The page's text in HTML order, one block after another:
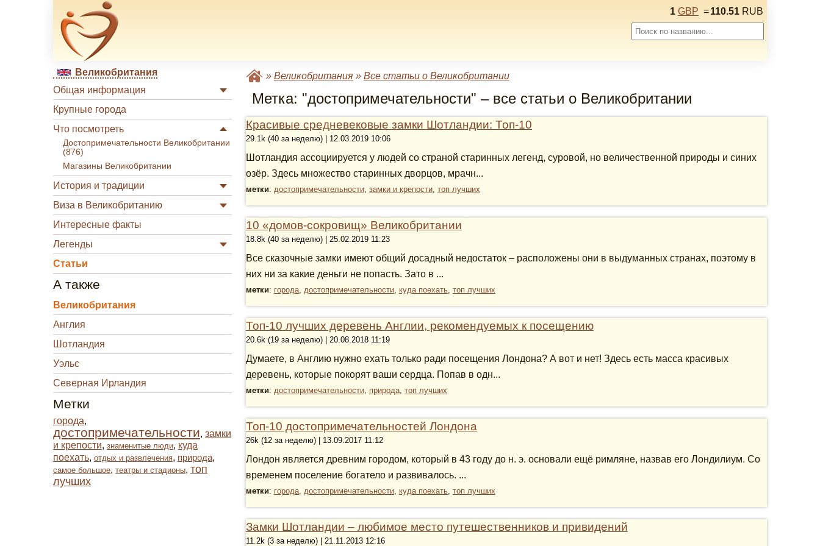
1 GBP =110.51 RUB
Великобритания
Общая информация
Крупные города
Что посмотреть
Достопримечательности Великобритании
(876)
Магазины Великобритании
История и традиции
Виза в Великобританию
Интересные факты
Легенды
Статьи
А также
Великобритания
Англия
Шотландия
Уэльс
Северная Ирландия
Метки
города,
достопримечательности, замки
и крепости, знаменитые люди, куда
поехать, отдых и развлечения, природа,
самое большое, театры и стадионы, топ
лучших
» Великобритания» Все статьи о Великобритании
Метка: "достопримечательности" – все статьи о Великобритании
Красивые средневековые замки Шотландии: Топ-10
29.1k (40 за неделю) | 12.03.2019 10:06
Шотландия ассоциируется у людей со страной старинных легенд, суровой, но величественной природы и синих
озёр. Здесь множество старинных дворцов, мрачн...
метки: достопримечательности, замки и крепости, топ лучших
10 «домов-сокровищ» Великобритании
18.8k (40 за неделю) | 25.02.2019 11:23
Все сказочные замки имеют общий досадный недостаток – расположены они в выдуманных странах, поэтому в
них ни за какие деньги не попасть. Зато в ...
метки: города, достопримечательности, куда поехать, топ лучших
Топ-10 лучших деревень Англии, рекомендуемых к посещению
20.6k (19 за неделю) | 20.08.2018 11:19
Думаете, в Англию нужно ехать только ради посещения Лондона? А вот и нет! Здесь есть масса красивых
деревень, которые покорят ваши сердца. Попав в одн...
метки: достопримечательности, природа, топ лучших
Топ-10 достопримечательностей Лондона
26k (12 за неделю) | 13.09.2017 11:12
Лондон является древним городом, который в 43 году до н. э. основали ещё римляне, назвав его Лондилиум. Со
временем поселение богатело и развивалось. ...
метки: города, достопримечательности, куда поехать, топ лучших
Замки Шотландии – любимое место путешественников и привидений
11.2k (3 за неделю) | 21.11.2013 12:16